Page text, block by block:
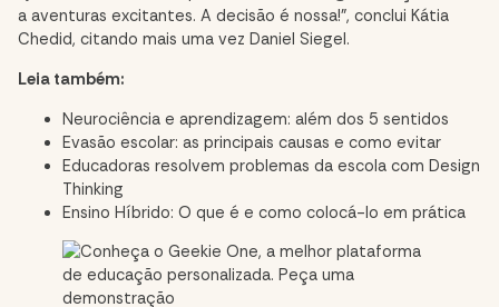
a aventuras excitantes. A decisão é nossa!”, conclui Kátia
Chedid, citando mais uma vez Daniel Siegel.
Leia também:
Neurociência e aprendizagem: além dos 5 sentidos
Evasão escolar: as principais causas e como evitar
Educadoras resolvem problemas da escola com Design
Thinking
Ensino Híbrido: O que é e como colocá-lo em prática